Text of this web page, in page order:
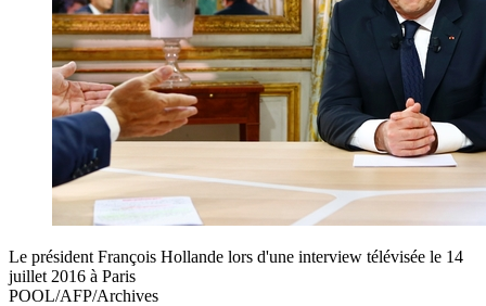
Le président François Hollande lors d'une interview télévisée le 14
juillet 2016 à Paris
POOL/AFP/Archives